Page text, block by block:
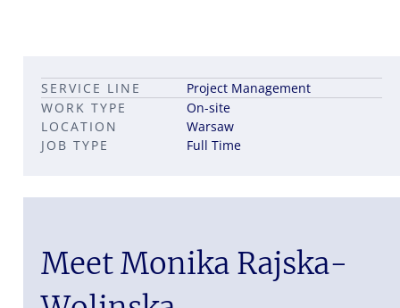
Career pathways in property
Leadership career pathways
Capital Markets roles
JOB TYPE Full Time
LOCATION Warsaw
SERVICE LINE
Project Management
WORK TYPE
On-site
Meet Monika Rajska-